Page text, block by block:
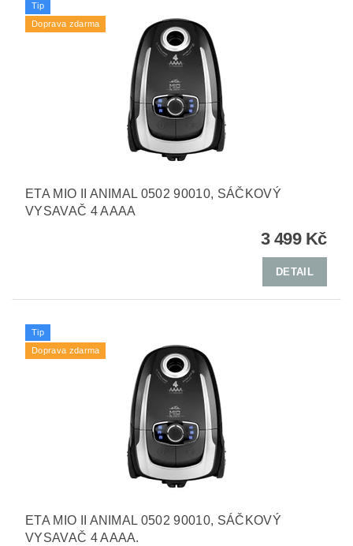
Tip
Doprava zdarma
ETA MIO II ANIMAL 0502 90010, SÁČKOVÝ
VYSAVAČ 4 AAAA
3 499 Kč
DETAIL
Tip
Doprava zdarma
ETA MIO II ANIMAL 0502 90010, SÁČKOVÝ
VYSAVAČ 4 AAAA.